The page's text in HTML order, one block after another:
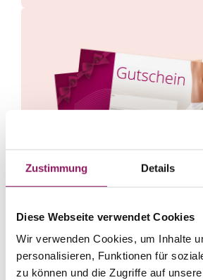
Zustimmung Details
Diese Webseite verwendet Cookies
Wir verwenden Cookies, um Inhalte
personalisieren, Funktionen für
zu können und die Zugriffe auf
verschenken Sie Schönheit!
Haben Sie Interesse an einem